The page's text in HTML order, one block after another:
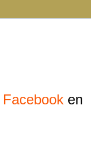
Facebooken